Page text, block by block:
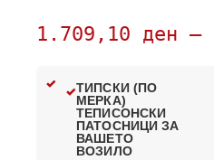
1.709,10 ден –
ТИПСКИ (ПО
МЕРКА)
ТЕПИСОНСКИ
ПАТОСНИЦИ ЗА
ВАШЕТО
ВОЗИЛО